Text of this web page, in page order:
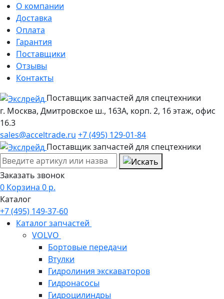
О компании
Доставка
Оплата
Гарантия
Поставщики
Отзывы
Контакты
Поставщик запчастей для спецтехники
г. Москва, Дмитровское ш., 163А, корп. 2, 16 этаж, офис
16.3
sales@acceltrade.ru +7 (495) 129-01-84
Поставщик запчастей для спецтехники
Заказать звонок
0 Корзина 0 р.
Каталог
+7 (495) 149-37-60
Каталог запчастей
VOLVO
Бортовые передачи
Втулки
Гидролиния экскаваторов
Гидронасосы
Гидроцилиндры